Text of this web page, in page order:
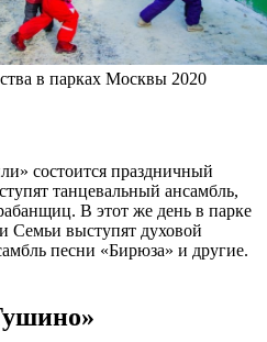
в парках Москвы 2020
состоится праздничный
танцевальный ансамбль,
В этот же день в парке
Семьи выступят духовой
песни «Бирюза» и другие.